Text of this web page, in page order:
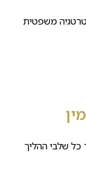
משפטית
כל שלבי ההליך